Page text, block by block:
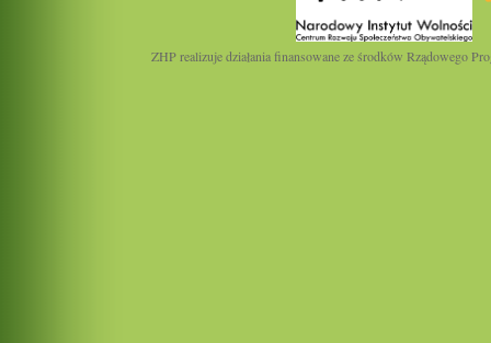
ZHP realizuje działania finansowane ze środków Rządowego